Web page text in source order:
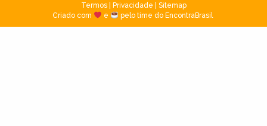
Termos| Privacidade
Sitemap
Criado com
e pelo time do EncontraBrasil